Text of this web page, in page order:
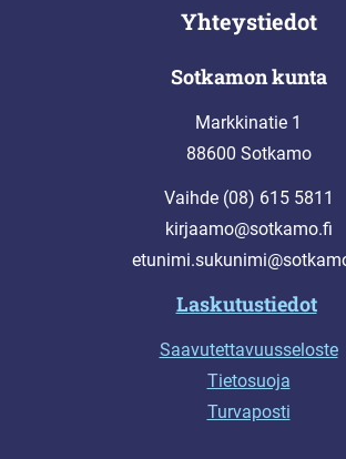
Yhteystiedot
Sotkamon kunta
Markkinatie 1
88600 Sotkamo
Vaihde (08) 615 5811
kirjaamo@sotkamo.fi
Laskutustiedot
Saavutettavuusseloste
Tietosuoja
Turvaposti